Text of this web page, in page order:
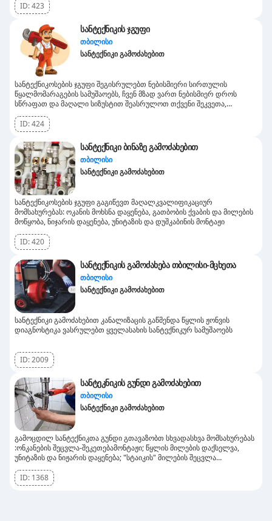
ID:423
სანტექნიკის ჯგუფი
თბილისი
სანტექნიკი გამოძახებით
სანტექნიკოსების ჯგუფი შეგისრულებთ ნებისმიერი სირთულის
წყალმომარაგების სამუშაოებს, ჩვენ მზად ვართ ნებისმიერ დროს
სწრაფათ და მაღალი სიზუსტით შეასრულოთ თქვენი შეკვეთა,
ID:424
სანტექნიკი ბინაზე გამოძახებით
თბილისი
სანტექნიკი გამოძახებით
სანტექნიკოსების ჯგუფი გაგიწევთ მაღალკვალიფიკაციურ
მომსახურებას: ოკანის მოხსნა დაყენება, გათბობის ქვაბის და მილების
მოწყობა, ნიჯარის დაყენება, უნიტაზის და დუშკაბინის მონტაჟი
ID:420
სანტექნიკის გამოძახება თბილისი-მცხეთა
თბილისი
სანტექნიკი გამოძახებით
სანტექნიკი გამოძახებით კანალიზაცის გაწმენდა წყლის ჟონვის
დიაგნოსტიკა ვასრულებთ ყველასახის სანტექნიკურ სამუშაოებს
ID:2009
სანტეკნიკის გუნდი გამოძახებით
თბილისი
სანტექნიკი გამოძახებით
გამოცდილ სანტექნიკთა გუნდი გთავაზობთ სხვადასხვა მომსახურებას
:ონკანების შეცვლა-შეკეთებამონტაჟი; წყლის მილების დაქსელვა,
უნიტაზის და ნიჟარის დაყენება; "სტაიკის" მილების შეცვლა
დეტალებზე დამიკავშირდით პირად ნომერზე, ფასი შეთანხმებით
ID: 1368